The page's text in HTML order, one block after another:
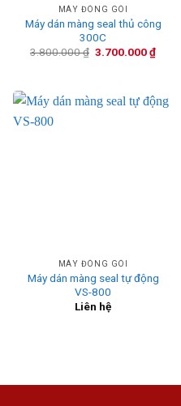
MÁY ĐÓNG GÓI
Máy dán màng seal thủ công
300C
3.800.000₫ Giá
3.700.000₫Giá
MÁY ĐÓNG GÓI
Máy dán màng seal tự động
VS-800
Liên hệ